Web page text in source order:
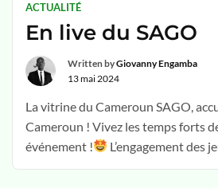
au XXle siècle : Exemple de
Remplissez le formulaire ci-
Poursuivre la lecture
ACTUALITÉ
En live du SAGO
Written byGiovanny Engamba
13 mai 2024
La vitrine du Cameroun SAGO,
Cameroun ! Vivez les temps forts
événement !
L’engagement des